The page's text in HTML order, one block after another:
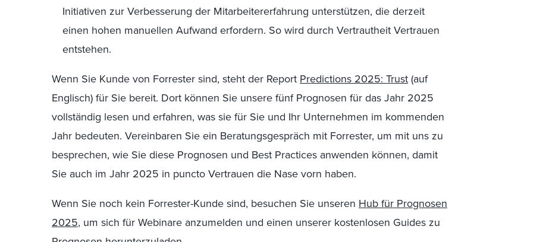
Initiativen zur Verbesserung der Mitarbeitererfahrung unterstützen, die derzeit
einen hohen manuellen Aufwand erfordern. So wird durch Vertrautheit Vertrauen
entstehen.
Wenn Sie Kunde von Forrester sind, steht der Report Predictions 2025: Trust (auf
Englisch) für Sie bereit. Dort können Sie unsere fünf Prognosen für das Jahr 2025
vollständig lesen und erfahren, was sie für Sie und Ihr Unternehmen im kommenden
Jahr bedeuten. Vereinbaren Sie ein Beratungsgespräch mit Forrester, um mit uns zu
besprechen, wie Sie diese Prognosen und Best Practices anwenden können, damit
Sie auch im Jahr 2025 in puncto Vertrauen die Nase vorn haben.
Wenn Sie noch kein Forrester-Kunde sind, besuchen Sie unseren Hub für Prognosen
2025, um sich für Webinare anzumelden und einen unserer kostenlosen Guides zu